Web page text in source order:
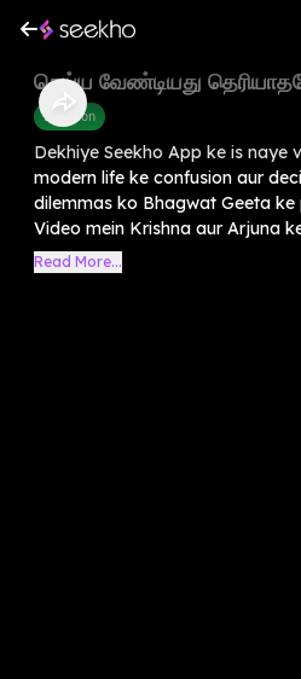
செய்ய வேண்டியது
Devotion
Dekhiye Seekho App ke is naye
modern life ke confusion aur
dilemmas ko Bhagwat Geeta ke
Video mein Krishna aur Arjuna
Read More...